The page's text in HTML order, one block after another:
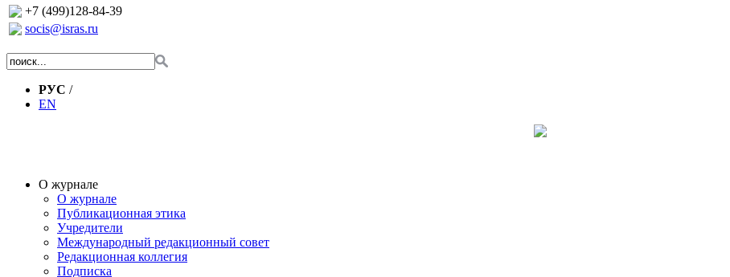
+7 (499)128-84-39
socis@isras.ru
РУС /
EN
О журнале
О журнале
Публикационная этика
Учредители
Международный редакционный совет
Редакционная коллегия
Подписка